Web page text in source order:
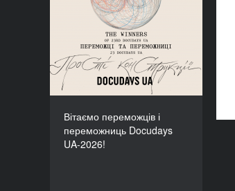
Вітаємо переможців і
переможниць Docudays
UA-2026!
Вітаємо переможців і
переможниць Docudays
UA-2026!